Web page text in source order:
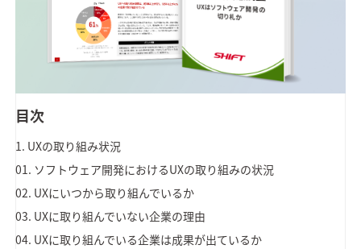
目次
1. UXの取り組み状況
01. ソフトウェア開発におけるUXの取り組みの状況
02. UXにいつから取り組んでいるか
03. UXに取り組んでいない企業の理由
04. UXに取り組んでいる企業は成果が出ているか